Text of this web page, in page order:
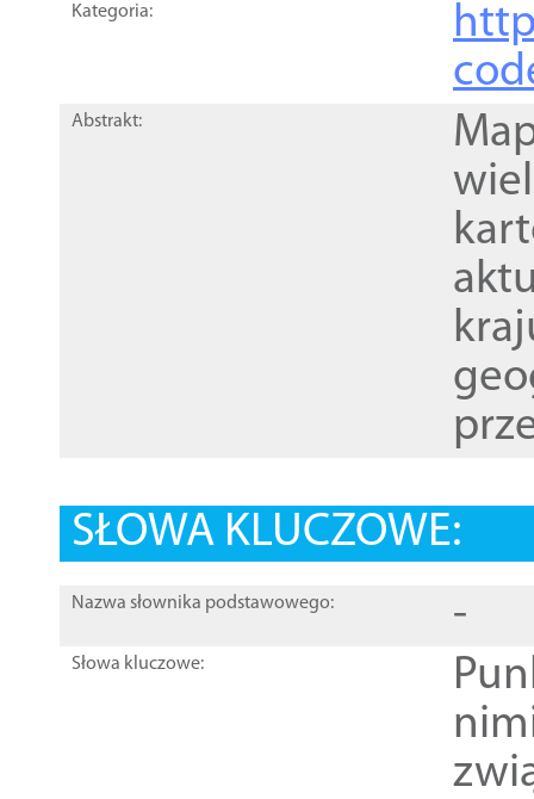
Kategoria:
Abstrakt:
SŁOWA KLUCZOWE:
Nazwa słownika podstawowego: -
Słowa kluczowe: